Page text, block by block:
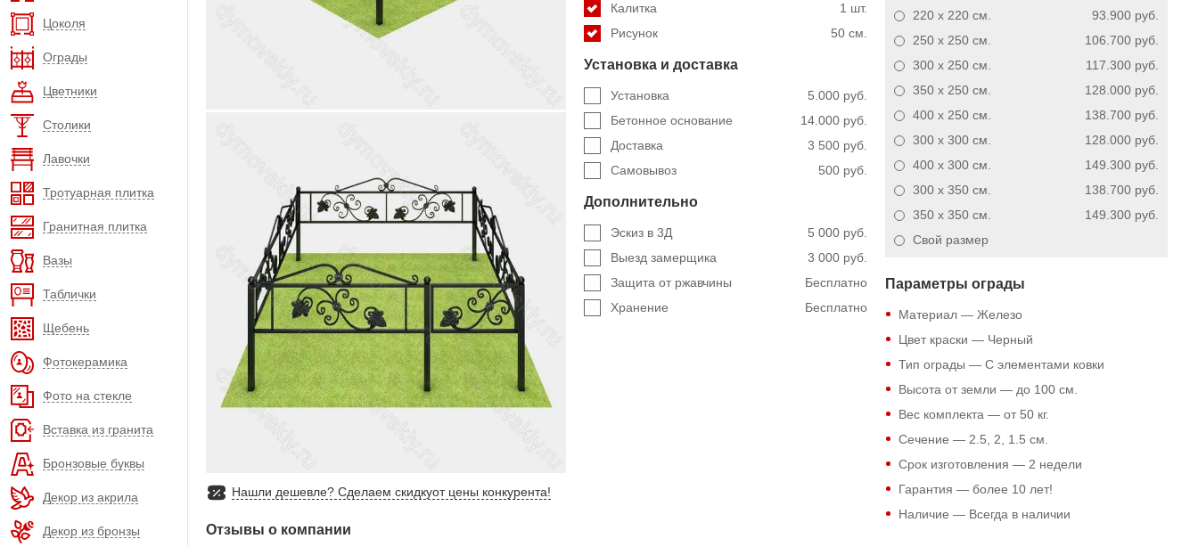
Цоколя
Ограды
Цветники
Столики
Лавочки
Тротуарная плитка
Гранитная плитка
Вазы
Таблички
Щебень
Фотокерамика
Фото на стекле
Вставка из гранита
Бронзовые буквы
Декор из акрила
Декор из бронзы
Нашли дешевле? Сделаем скидкуот цены конкурента!
Отзывы о компании
1 шт.
Калитка
50 см.
Рисунок
Установка и доставка
5.000 руб.
Установка
14.000 руб.
Бетонное основание
3 500 руб.
Доставка
500 руб.
Самовывоз
Дополнительно
5 000 руб.
Эскиз в 3Д
3 000 руб.
Выезд замерщика
Бесплатно
Защита от ржавчины
Бесплатно
Хранение
93.900 руб.
220 x 220см.
106.700 руб.
250 x 250см.
117.300 руб.
300 x 250см.
128.000 руб.
350 x 250см.
138.700 руб.
400 x 250см.
128.000 руб.
300 x 300см.
149.300 руб.
400 x 300см.
138.700 руб.
300 x 350см.
149.300 руб.
350 x 350см.
Свой размер
Параметры ограды
Материал — Железо
Цвет краски — Черный
Тип ограды — С элементами ковки
Высота от земли — до 100 см.
Вес комплекта — от 50 кг.
Сечение — 2.5, 2, 1.5 см.
Срок изготовления — 2 недели
Гарантия — более 10 лет!
Наличие — Всегда в наличии